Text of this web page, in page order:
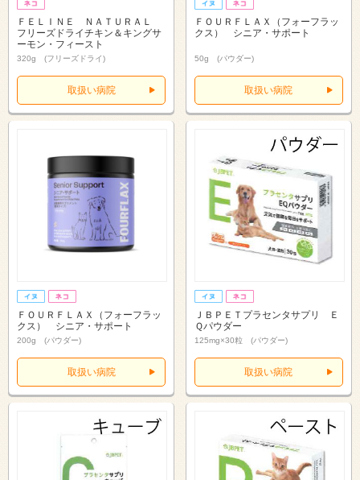
ＦＥＬＩＮＥ ＮＡＴＵＲＡＬ
フリーズドライチキン＆キングサ
ーモン・フィースト
320g (フリーズドライ)
取扱い病院
ＦＯＵＲＦＬＡＸ（フォーフラッ
クス） シニア・サポート
50g (パウダー)
取扱い病院
ＦＯＵＲＦＬＡＸ（フォーフラッ
クス） シニア・サポート
200g (パウダー)
取扱い病院
ＪＢＰＥＴプラセンタサプリ Ｅ
Ｑパウダー
125mg×30粒 (パウダー)
取扱い病院